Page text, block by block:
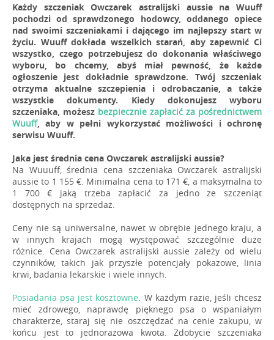
Każdy szczeniak Owczarek astralijski aussie na Wuuff
pochodzi od sprawdzonego hodowcy, oddanego opiece
nad swoimi szczeniakami i dającego im najlepszy start w
życiu. Wuuff dokłada wszelkich starań, aby zapewnić Ci
wszystko, czego potrzebujesz do dokonania właściwego
wyboru, bo chcemy, abyś miał pewność, że każde
ogłoszenie jest dokładnie sprawdzone. Twój szczeniak
otrzyma aktualne szczepienia i odrobaczanie, a także
wszystkie dokumenty. Kiedy dokonujesz wyboru
szczeniaka, możesz bezpiecznie zapłacić za pośrednictwem
Wuuff, aby w pełni wykorzystać możliwości i ochronę
serwisu Wuuff.
Jaka jest średnia cena Owczarek astralijski aussie?
Na Wuuuff, średnia cena szczeniaka Owczarek astralijski
aussie to 1 155 €. Minimalna cena to 171 €, a maksymalna to
1 700 € jaką trzeba zapłacić za jedno ze szczeniąt
dostępnych na sprzedaż.
Ceny nie są uniwersalne, nawet w obrębie jednego kraju, a
w innych krajach mogą występować szczególnie duże
różnice. Cena Owczarek astralijski aussie zależy od wielu
czynników, takich jak przyszłe potencjały pokazowe, linia
krwi, badania lekarskie i wiele innych.
Posiadania psa jest kosztowne. W każdym razie, jeśli chcesz
mieć zdrowego, naprawdę pięknego psa o wspaniałym
charakterze, staraj się nie oszczędzać na cenie zakupu, w
końcu jest to jednorazowa kwota. Zdobycie szczeniaka